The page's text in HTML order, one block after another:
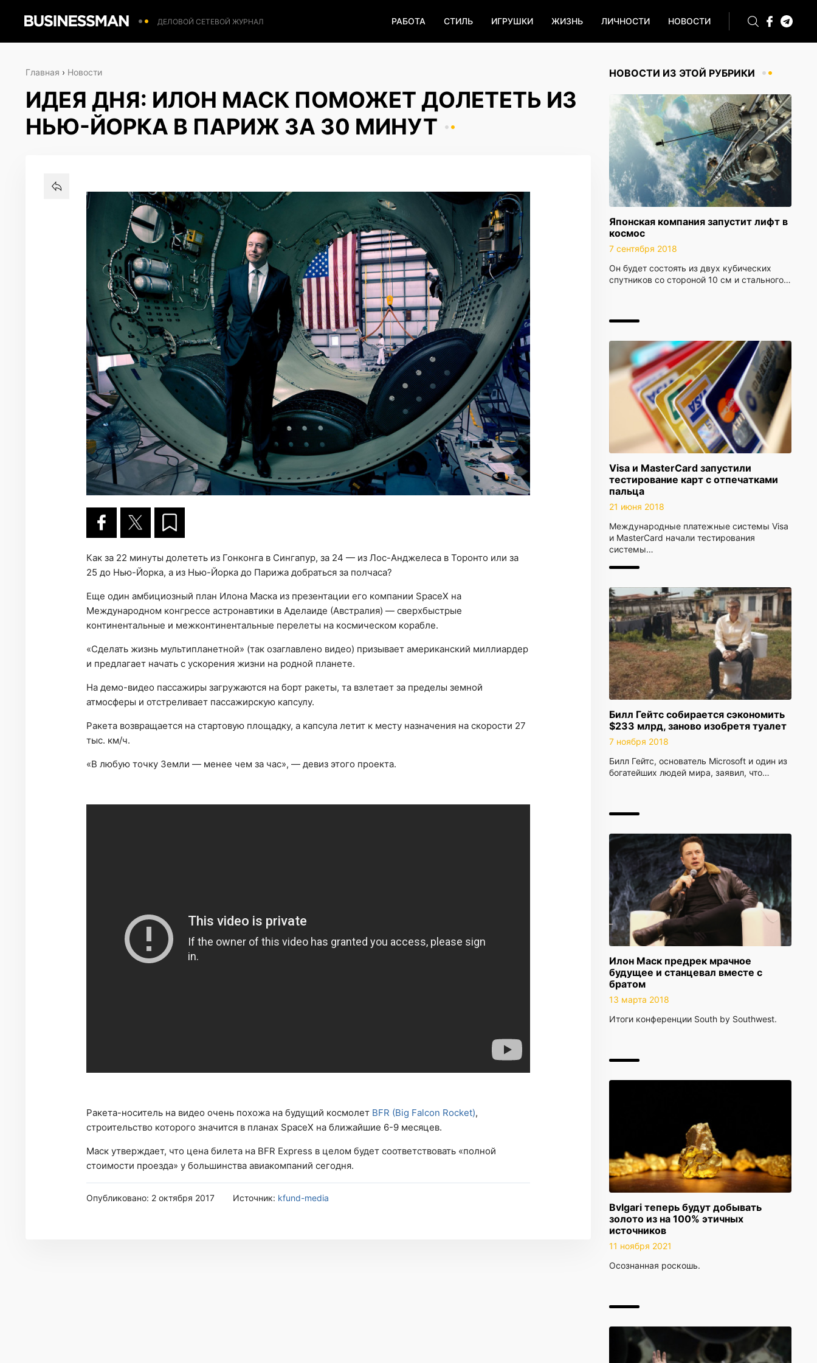
ДЕЛОВОЙ СЕТЕВОЙ ЖУРНАЛ РАБОТА СТИЛЬ ИГРУШКИ ЖИЗНЬ ЛИЧНОСТИ НОВОСТИ
НОВОСТИ ИЗ ЭТОЙ РУБРИКИ
Японская компания запустит лифт в
космос
7 сентября 2018
Он будет состоять из двух кубических
спутников со стороной 10 см и стального…
Visa и MasterCard запустили
тестирование карт с отпечатками
пальца
21 июня 2018
Международные платежные системы Visa
и MasterCard начали тестирования
системы…
Билл Гейтс собирается сэкономить
$233 млрд, заново изобретя туалет
7 ноября 2018
Билл Гейтс, основатель Microsoft и один из
богатейших людей мира, заявил, что…
Илон Маск предрек мрачное
будущее и станцевал вместе с
братом
13 марта 2018
Итоги конференции South by Southwest.
Bvlgari теперь будут добывать
золото из на 100% этичных
источников
11 ноября 2021
Осознанная роскошь.
Главная › Новости
ИДЕЯ ДНЯ: ИЛОН МАСК ПОМОЖЕТ ДОЛЕТЕТЬ ИЗ
НЬЮ-ЙОРКА В ПАРИЖ ЗА 30 МИНУТ
Как за 22 минуты долететь из Гонконга в Сингапур, за 24 — из Лос-Анджелеса в Торонто или за
25 до Нью-Йорка, а из Нью-Йорка до Парижа добраться за полчаса?
Еще один амбициозный план Илона Маска из презентации его компании SpaceX на
Международном конгрессе астронавтики в Аделаиде (Австралия) — сверхбыстрые
континентальные и межконтинентальные перелеты на космическом корабле.
«Сделать жизнь мультипланетной» (так озаглавлено видео) призывает американский миллиардер
и предлагает начать с ускорения жизни на родной планете.
На демо-видео пассажиры загружаются на борт ракеты, та взлетает за пределы земной
атмосферы и отстреливает пассажирскую капсулу.
Ракета возвращается на стартовую площадку, а капсула летит к месту назначения на скорости 27
тыс. км/ч.
«В любую точку Земли — менее чем за час», — девиз этого проекта.
Ракета-носитель на видео очень похожа на будущий космолет BFR (Big Falcon Rocket),
строительство которого значится в планах SpaceX на ближайшие 6-9 месяцев.
Маск утверждает, что цена билета на BFR Express в целом будет соответствовать «полной
стоимости проезда» у большинства авиакомпаний сегодня.
Опубликовано: 2 октября 2017 Источник: kfund-media